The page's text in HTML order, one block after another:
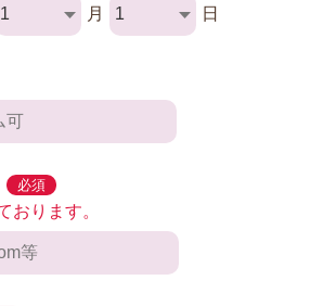
月 日
必須
おります。